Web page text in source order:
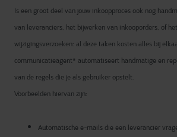
Is een groot deel van jouw inkoopproces ook nog
van leveranciers, het bijwerken van inkooporders, of
wijzigingsverzoeken: al deze taken kosten alles bij
communicatieagent* automatiseert handmatige en
van de regels die je als gebruiker opstelt.
Voorbeelden hiervan zijn:
Automatische e-mails die een leverancier